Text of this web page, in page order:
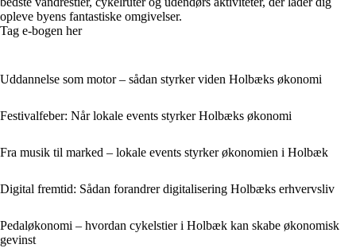
opleve byens fantastiske omgivelser.
Tag e-bogen her
Uddannelse som motor – sådan styrker viden Holbæks økonomi
Festivalfeber: Når lokale events styrker Holbæks økonomi
Fra musik til marked – lokale events styrker økonomien i Holbæk
Digital fremtid: Sådan forandrer digitalisering Holbæks erhvervsliv
Pedaløkonomi – hvordan cykelstier i Holbæk kan skabe økonomisk
gevinst